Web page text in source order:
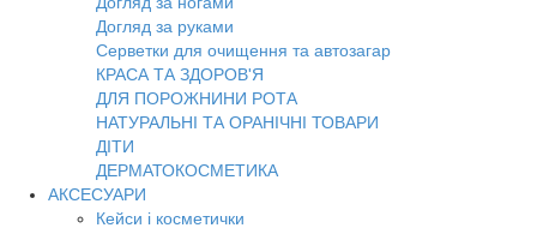
Догляд за руками
Серветки для очищення та автозагар
КРАСА ТА ЗДОРОВ'Я
ДЛЯ ПОРОЖНИНИ РОТА
НАТУРАЛЬНІ ТА ОРАНІЧНІ ТОВАРИ
ДІТИ
ДЕРМАТОКОСМЕТИКА
АКСЕСУАРИ
Кейси і косметички